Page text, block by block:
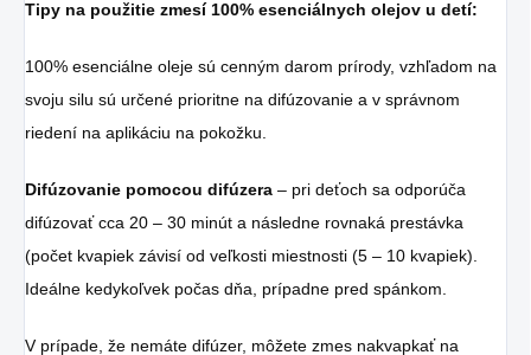
Tipy na použitie zmesí 100% esenciálnych olejov u detí:
100% esenciálne oleje sú cenným darom prírody, vzhľadom na
svoju silu sú určené prioritne na difúzovanie a v správnom
riedení na aplikáciu na pokožku.
Difúzovanie pomocou difúzera – pri deťoch sa odporúča
difúzovať cca 20 – 30 minút a následne rovnaká prestávka
(počet kvapiek závisí od veľkosti miestnosti (5 – 10 kvapiek).
Ideálne kedykoľvek počas dňa, prípadne pred spánkom.
V prípade, že nemáte difúzer, môžete zmes nakvapkať na